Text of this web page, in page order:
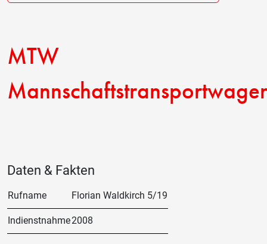
MTW
Daten & Fakten
Rufname Florian Waldkirch 5/19
Indienstnahme2008